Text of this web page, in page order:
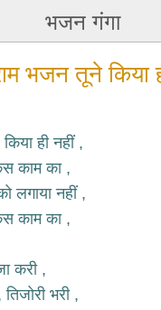
भजन गंगा
भजन तूने किया
ही नहीं ,
काम का ,
लगाया नहीं ,
काम का ,
करी ,
भरी ,